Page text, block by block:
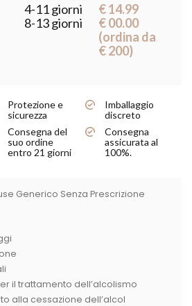
4-11 giorni
8-13 giorni
€ 14.99
€ 00.00
(ordina da
€ 200)
Protezione e
sicurezza
Imballaggio
discreto
Consegna del
suo ordine
entro 21 giorni
Consegna
assicurata al
100%.
Generico Senza Prescrizione
il trattamento dell’alcolismo
alla cessazione dell’alcol